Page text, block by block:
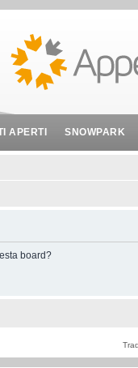
APERTI SNOWPARK
board?